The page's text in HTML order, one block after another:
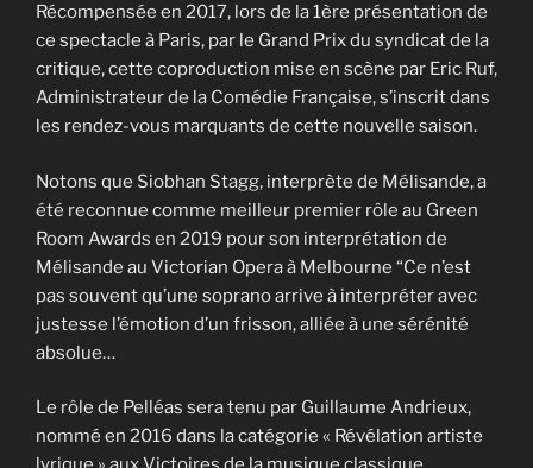
Récompensée en 2017, lors de la 1ère présentation de
ce spectacle à Paris, par le Grand Prix du syndicat de la
critique, cette coproduction mise en scène par Eric Ruf,
Administrateur de la Comédie Française, s’inscrit dans
les rendez-vous marquants de cette nouvelle saison.
Notons que Siobhan Stagg, interprète de Mélisande, a
été reconnue comme meilleur premier rôle au Green
Room Awards en 2019 pour son interprétation de
Mélisande au Victorian Opera à Melbourne “Ce n’est
pas souvent qu’une soprano arrive à interpréter avec
justesse l’émotion d’un frisson, alliée à une sérénité
absolue…
Le rôle de Pelléas sera tenu par Guillaume Andrieux,
nommé en 2016 dans la catégorie « Révélation artiste